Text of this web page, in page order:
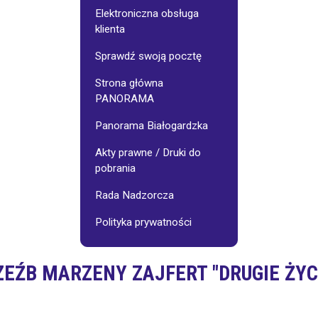
Osiedlowe
Stowarzyszenie
"Pasjonaci"
Wynajem
cennik
Fotoinspiracje
MARZENY ZAJFERT "DRUGIE
Elektroniczna obsługa
klienta
Sprawdź swoją pocztę
Strona główna
PANORAMA
Panorama Białogardzka
Akty prawne / Druki do
pobrania
Rada Nadzorcza
Polityka prywatności